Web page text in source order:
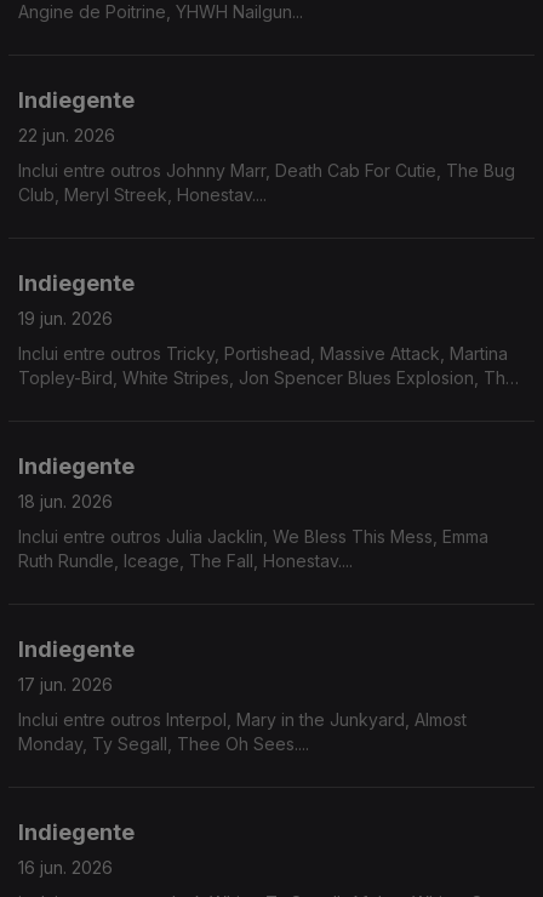
Angine de Poitrine, YHWH Nailgun...
Indiegente
22 jun. 2026
Inclui entre outros Johnny Marr, Death Cab For Cutie, The Bug
Club, Meryl Streek, Honestav....
Indiegente
19 jun. 2026
Inclui entre outros Tricky, Portishead, Massive Attack, Martina
Topley-Bird, White Stripes, Jon Spencer Blues Explosion, The
Indiegente
18 jun. 2026
Inclui entre outros Julia Jacklin, We Bless This Mess, Emma
Ruth Rundle, Iceage, The Fall, Honestav....
Indiegente
17 jun. 2026
Inclui entre outros Interpol, Mary in the Junkyard, Almost
Monday, Ty Segall, Thee Oh Sees....
Indiegente
16 jun. 2026